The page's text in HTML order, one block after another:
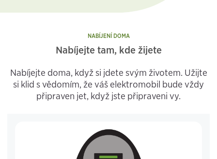
NABÍJENÍ DOMA
Nabíjejte tam, kde žijete
Nabíjejte doma, když si jdete svým životem. Užijte
si klid s vědomím, že váš elektromobil bude vždy
připraven jet, když jste připraveni vy.